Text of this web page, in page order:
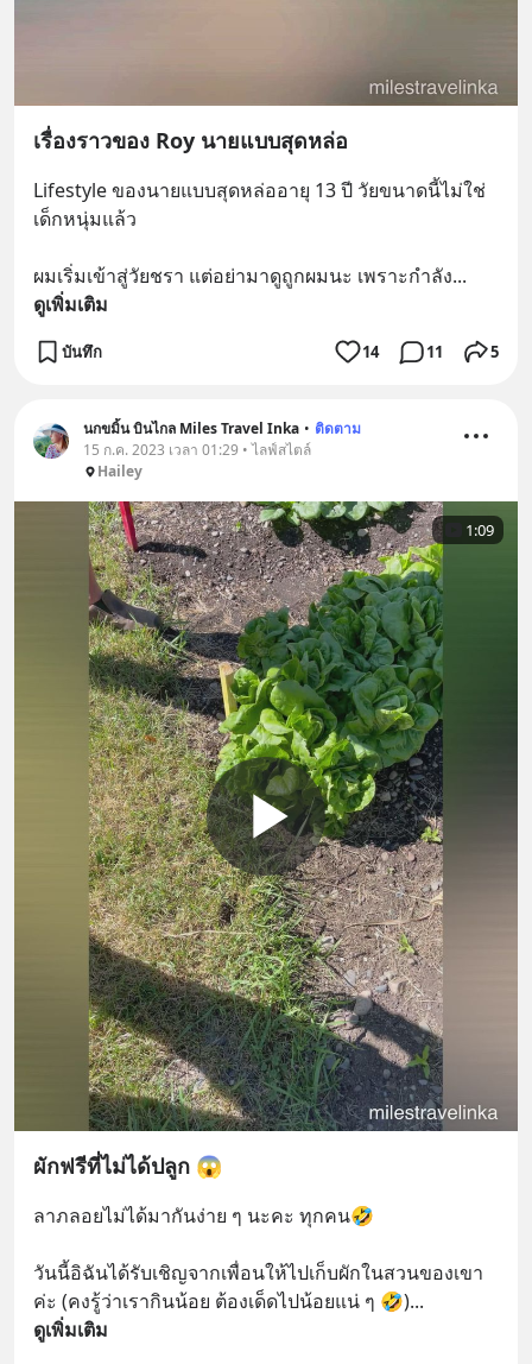
เรื่องราวของ Roy นายแบบสุดหล่อ
Lifestyle ของนายแบบสุดหล่ออายุ 13 ปี วัยขนาดนี้ไม่ใช่
เด็กหนุ่มแล้ว
ผมเริ่มเข้าสู่วัยชรา แต่อย่ามาดูถูกผมนะ เพราะกำลัง...
ดูเพิ่มเติม
บันทึก 14 11 5
นกขมิ้น บินไกล Miles Travel Inka • ติดตาม
15 ก.ค. 2023 เวลา 01:29 • ไลฟ์สไตล์
Hailey
1:09
ผักฟรีที่ไม่ได้ปลูก 😱
ลาภลอยไม่ได้มากันง่าย ๆ นะคะ ทุกคน🤣
วันนี้อิฉันได้รับเชิญจากเพื่อนให้ไปเก็บผักในสวนของเขา
ค่ะ (คงรู้ว่าเรากินน้อย ต้องเด็ดไปน้อยแน่ ๆ 🤣)...
ดูเพิ่มเติม